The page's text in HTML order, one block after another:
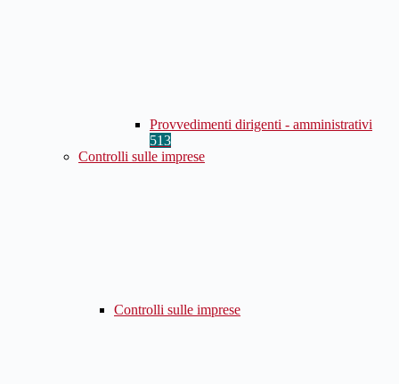
Provvedimenti dirigenti - amministrativi
513
Controlli sulle imprese
Controlli sulle imprese